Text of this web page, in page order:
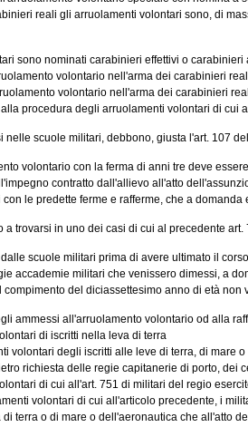
reali gli arruolamenti volontari sono, di
sono nominati carabinieri effettivi o carabinieri
volontario nell'arma dei carabinieri
volontario nell'arma dei carabinieri
procedura degli arruolamenti volontari di cui
scuole militari, debbono, giusta l'art. 107
volontario con la ferma di anni tre deve
contratto dall'allievo all'atto
le predette ferme e rafferme, che a
trovarsi in uno dei casi di cui al precedente
scuole militari prima di avere ultimato il
accademie militari che venissero dimessi, a
del diciassettesimo anno di età non
ammessi all'arruolamento volontario od alla
di iscritti nella leva di terra
volontari degli iscritti alle leve di terra, di mare o
richiesta delle regie capitanerie di porto, dei
di cui all'art. 751 di militari del regio
volontari di cui all'articolo precedente, i
terra o di mare o dell'aeronautica che all'atto